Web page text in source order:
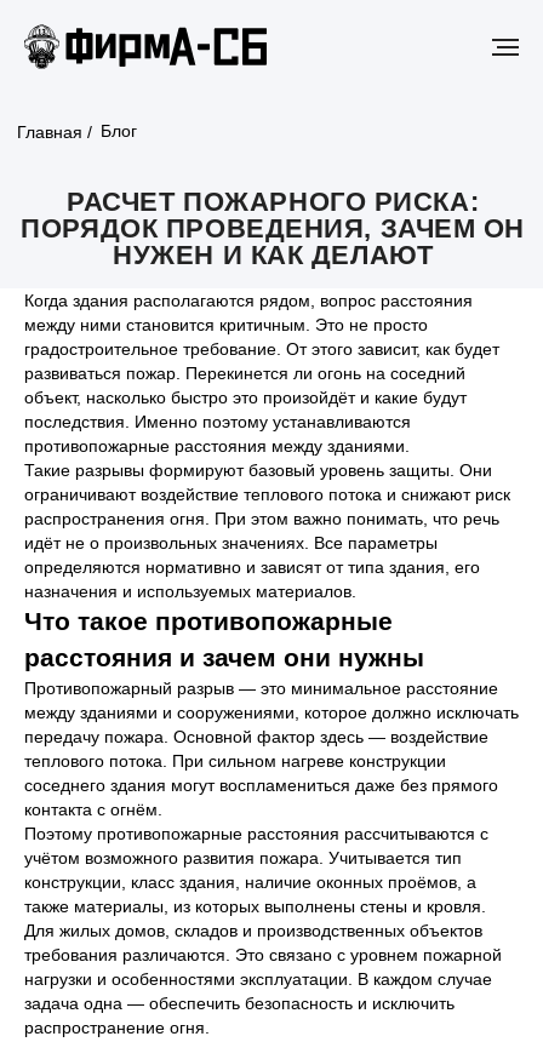
РАСЧЕТ ПОЖАРНОГО РИСКА:
Когда здания располагаются рядом, вопрос расстояния
между ними становится критичным. Это не просто
градостроительное требование. От этого зависит, как будет
развиваться пожар. Перекинется ли огонь на соседний
объект, насколько быстро это произойдёт и какие будут
последствия. Именно поэтому устанавливаются
противопожарные расстояния между зданиями.
Такие разрывы формируют базовый уровень защиты. Они
ограничивают воздействие теплового потока и снижают риск
распространения огня. При этом важно понимать, что речь
идёт не о произвольных значениях. Все параметры
определяются нормативно и зависят от типа здания, его
назначения и используемых материалов.
Что такое противопожарные
расстояния и зачем они нужны
Противопожарный разрыв — это минимальное расстояние
между зданиями и сооружениями, которое должно исключать
передачу пожара. Основной фактор здесь — воздействие
теплового потока. При сильном нагреве конструкции
соседнего здания могут воспламениться даже без прямого
контакта с огнём.
Поэтому противопожарные расстояния рассчитываются с
учётом возможного развития пожара. Учитывается тип
конструкции, класс здания, наличие оконных проёмов, а
также материалы, из которых выполнены стены и кровля.
Для жилых домов, складов и производственных объектов
требования различаются. Это связано с уровнем пожарной
нагрузки и особенностями эксплуатации. В каждом случае
задача одна — обеспечить безопасность и исключить
распространение огня.